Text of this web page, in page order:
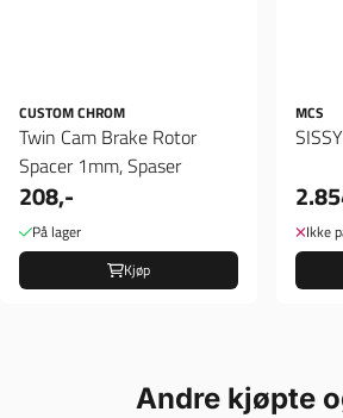
CUSTOM CHROM
Twin Cam Brake Rotor
Spacer 1mm, Spaser
208,-
På lager
Kjøp
MCS
Ikke
Andre kjøpte